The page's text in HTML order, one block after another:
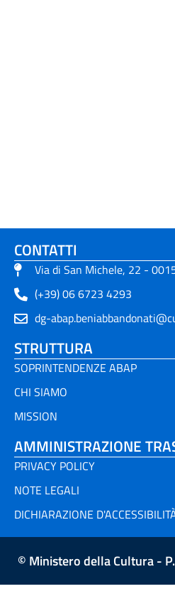
CONTATTI
Via di San Michele, 22 -
(+39) 06 6723 4293
dg-
STRUTTURA
SOPRINTENDENZE ABAP
CHI SIAMO
MISSION
AMMINISTRAZIONE
PRIVACY POLICY
NOTE LEGALI
DICHIARAZIONE
© Ministero della Cultura -